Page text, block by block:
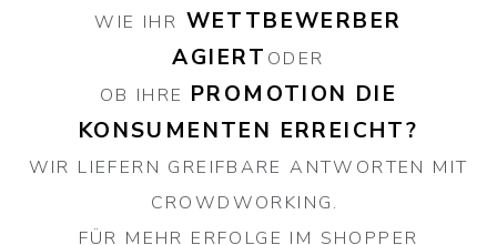
WIE IHR WETTBEWERBER
AGIERT ODER
OB IHRE PROMOTION DIE
KONSUMENTEN ERREICHT?
WIR LIEFERN GREIFBARE ANTWORTEN MIT
CROWDWORKING.
FÜR MEHR ERFOLGE IM SHOPPER